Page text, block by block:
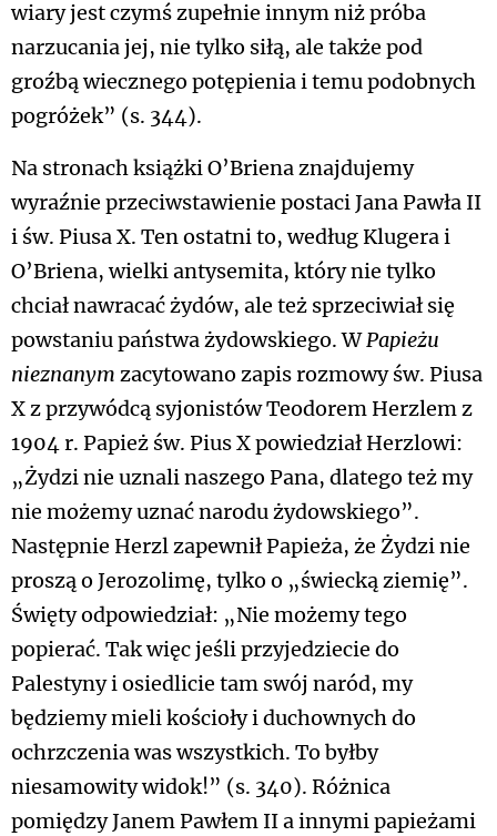
wiary jest czymś zupełnie innym niż próba
narzucania jej, nie tylko siłą, ale także pod
groźbą wiecznego potępienia i temu podobnych
pogróżek” (s. 344).
Na stronach książki O’Briena znajdujemy
wyraźnie przeciwstawienie postaci Jana Pawła II
i św. Piusa X. Ten ostatni to, według Klugera i
O’Briena, wielki antysemita, który nie tylko
chciał nawracać żydów, ale też sprzeciwiał się
powstaniu państwa żydowskiego. WPapieżu
nieznanym zacytowano zapis rozmowy św. Piusa
X z przywódcą syjonistów Teodorem Herzlem z
1904 r. Papież św. Pius X powiedział Herzlowi:
„Żydzi nie uznali naszego Pana, dlatego też my
nie możemy uznać narodu żydowskiego”.
Następnie Herzl zapewnił Papieża, że Żydzi nie
proszą o Jerozolimę, tylko o „świecką ziemię”.
Święty odpowiedział: „Nie możemy tego
popierać. Tak więc jeśli przyjedziecie do
Palestyny i osiedlicie tam swój naród, my
będziemy mieli kościoły i duchownych do
ochrzczenia was wszystkich. To byłby
niesamowity widok!” (s. 340). Różnica
pomiędzy Janem Pawłem II a innymi papieżami